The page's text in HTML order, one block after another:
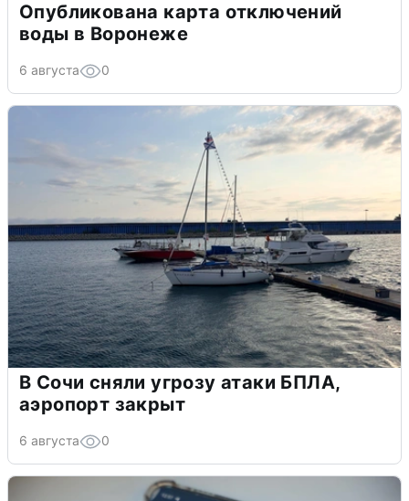
Опубликована карта отключений
воды в Воронеже
6 августа 0
В Сочи сняли угрозу атаки БПЛА,
аэропорт закрыт
6 августа 0